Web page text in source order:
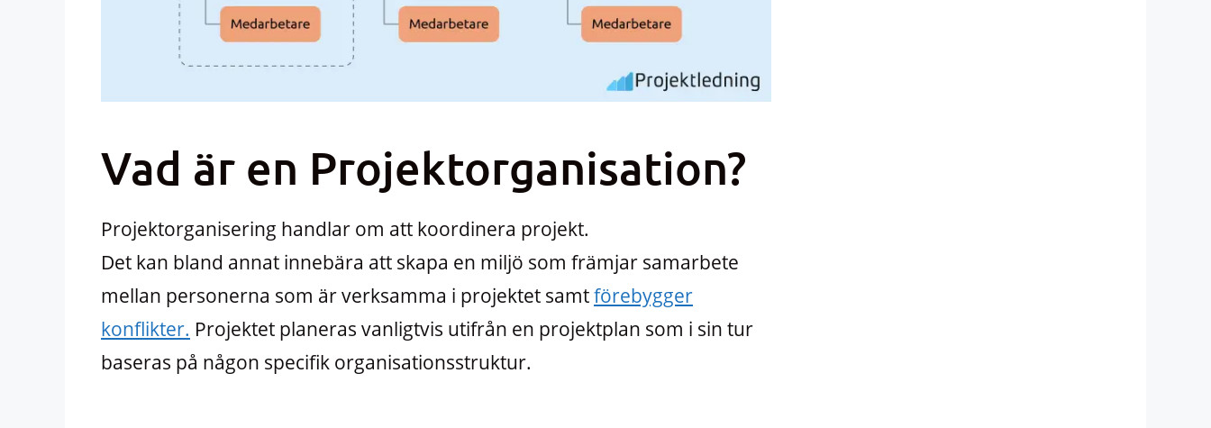
Vad är en Projektorganisation?
Projektorganisering handlar om att koordinera projekt.
Det kan bland annat innebära att skapa en miljö som främjar samarbete
mellan personerna som är verksamma i projektet samtförebygger
konflikter. Projektet planeras vanligtvis utifrån en projektplan som i sin tur
baseras på någon specifik organisationsstruktur.